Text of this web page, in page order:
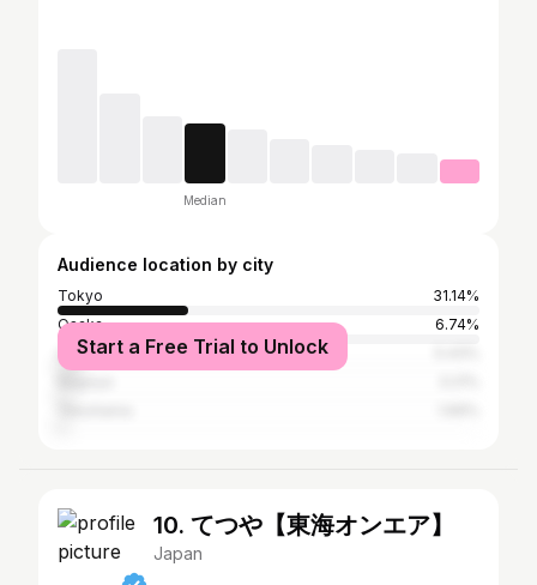
Median
Audience location by city
Tokyo
31.14%
Osaka
6.74%
Urayasu
Start a Free Trial to Unlock
10. てつや【東海オンエア】
Japan